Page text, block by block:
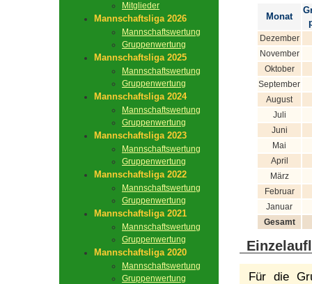
Mitglieder
Mannschaftsliga 2026
Mannschaftswertung
Gruppenwertung
Mannschaftsliga 2025
Mannschaftswertung
Gruppenwertung
Mannschaftsliga 2024
Mannschaftswertung
Gruppenwertung
Mannschaftsliga 2023
Mannschaftswertung
Gruppenwertung
Mannschaftsliga 2022
Mannschaftswertung
Gruppenwertung
Mannschaftsliga 2021
Mannschaftswertung
Gruppenwertung
Mannschaftsliga 2020
Mannschaftswertung
Gruppenwertung
Monat
Dezember
November
Oktober
September
August
Juli
Juni
Mai
April
März
Februar
Januar
Gesamt
Für die